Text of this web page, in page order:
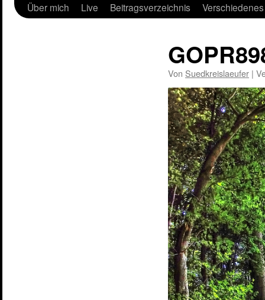
Über mich Live Beitragsverzeichnis Verschiedenes
Von Suedkreislaeufer |